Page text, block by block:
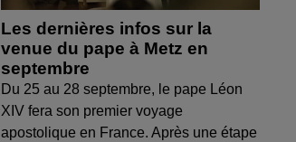
Les dernières infos sur la
venue du pape à Metz en
septembre
Du 25 au 28 septembre, le pape Léon
XIV fera son premier voyage
apostolique en France. Après une étape